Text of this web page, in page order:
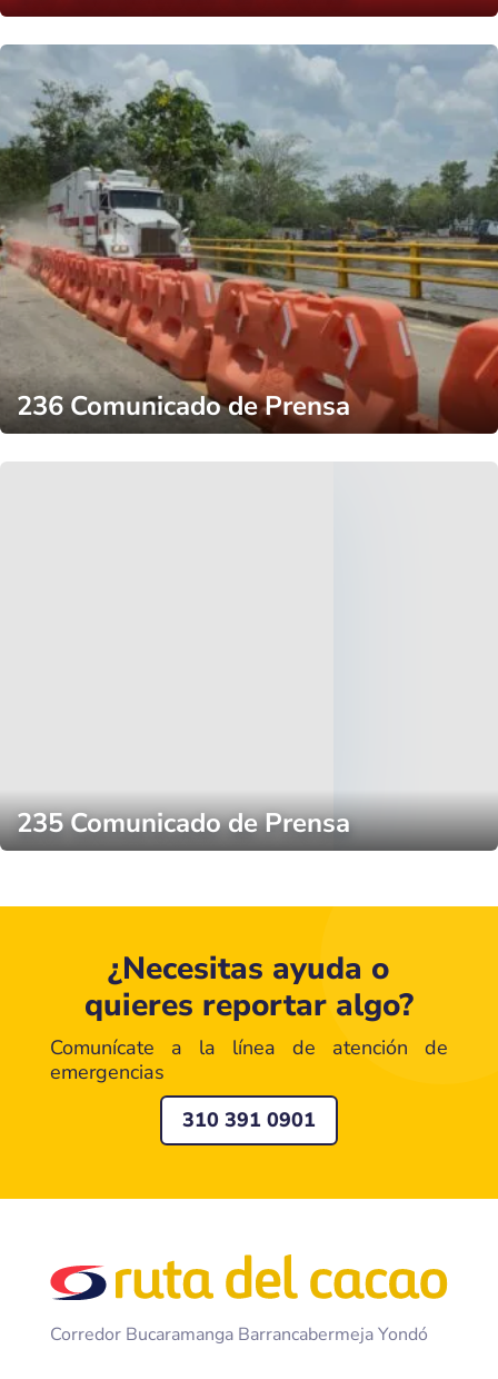
236 Comunicado de Prensa
235 Comunicado de Prensa
¿Necesitas ayuda o
quieres reportar algo?
Comunícate a la línea de atención de
emergencias
310 391 0901
Corredor Bucaramanga Barrancabermeja Yondó